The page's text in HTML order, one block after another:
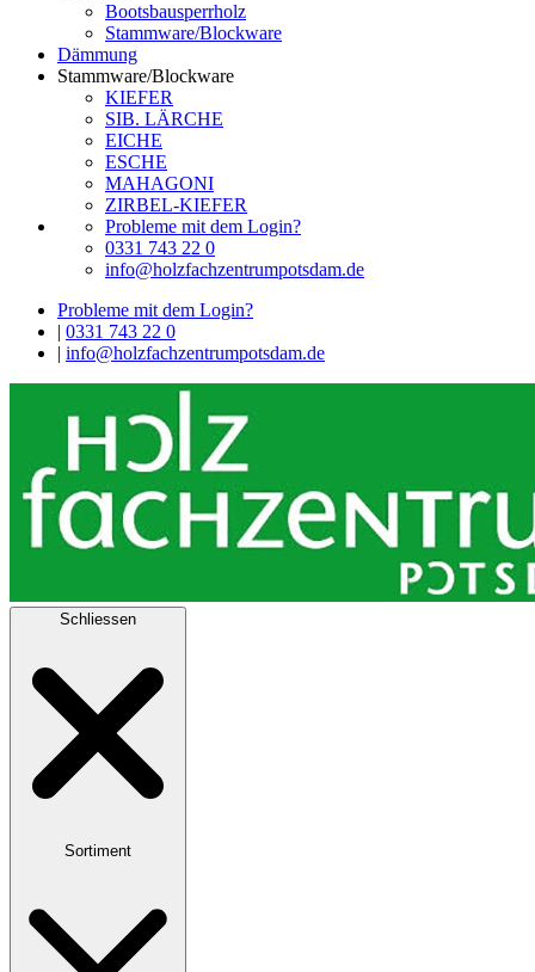
Bootsbausperrholz
Stammware/Blockware
Dämmung
Stammware/Blockware
KIEFER
SIB. LÄRCHE
EICHE
ESCHE
MAHAGONI
ZIRBEL-KIEFER
Probleme mit dem Login?
0331 743 22 0
info@holzfachzentrumpotsdam.de
Probleme mit dem Login?
| 0331 743 22 0
| info@holzfachzentrumpotsdam.de
Schliessen
Sortiment